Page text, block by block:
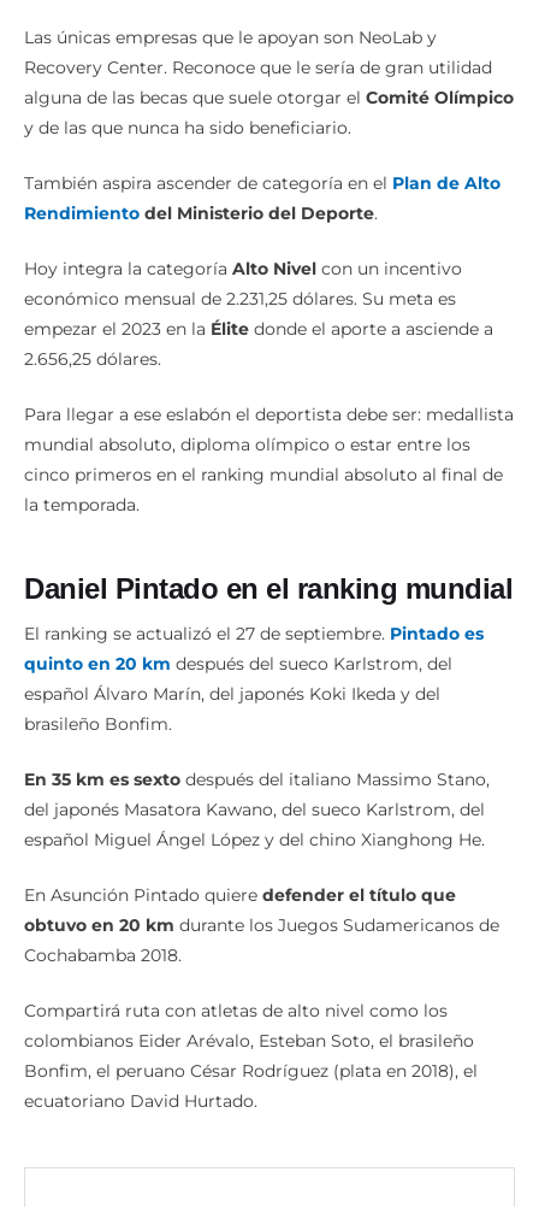
Las únicas empresas que le apoyan son NeoLab y
Recovery Center. Reconoce que le sería de gran utilidad
alguna de las becas que suele otorgar el Comité Olímpico
y de las que nunca ha sido beneficiario.
También aspira ascender de categoría en el Plan de Alto
Rendimiento del Ministerio del Deporte.
Hoy integra la categoría Alto Nivel con un incentivo
económico mensual de 2.231,25 dólares. Su meta es
empezar el 2023 en la Élite donde el aporte a asciende a
2.656,25 dólares.
Para llegar a ese eslabón el deportista debe ser: medallista
mundial absoluto, diploma olímpico o estar entre los
cinco primeros en el ranking mundial absoluto al final de
la temporada.
Daniel Pintado en el ranking mundial
El ranking se actualizó el 27 de septiembre. Pintado es
quinto en 20 km después del sueco Karlstrom, del
español Álvaro Marín, del japonés Koki Ikeda y del
brasileño Bonfim.
En 35 km es sexto después del italiano Massimo Stano,
del japonés Masatora Kawano, del sueco Karlstrom, del
español Miguel Ángel López y del chino Xianghong He.
En Asunción Pintado quiere defender el título que
obtuvo en 20 km durante los Juegos Sudamericanos de
Cochabamba 2018.
Compartirá ruta con atletas de alto nivel como los
colombianos Eider Arévalo, Esteban Soto, el brasileño
Bonfim, el peruano César Rodríguez (plata en 2018), el
ecuatoriano David Hurtado.